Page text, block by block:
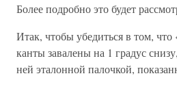
Более подробно это будет
Итак, чтобы убедиться в том, что
канты завалены на 1 градус
ней эталонной палочкой,